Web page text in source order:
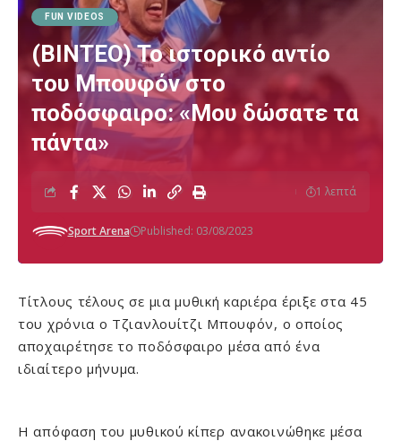
FUN VIDEOS
(ΒΙΝΤΕΟ) Το ιστορικό αντίο
του Μπουφόν στο
ποδόσφαιρο: «Μου δώσατε τα
πάντα»
Sport Arena Published: 03/08/2023
1 λεπτά
Τίτλους τέλους σε μια μυθική καριέρα έριξε στα 45
του χρόνια ο Τζιανλουίτζι Μπουφόν, ο οποίος
αποχαιρέτησε το ποδόσφαιρο μέσα από ένα
ιδιαίτερο μήνυμα.
Η απόφαση του μυθικού κίπερ ανακοινώθηκε μέσα